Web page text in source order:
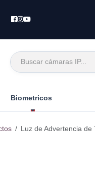
Biometricos
Luz de Advertencia